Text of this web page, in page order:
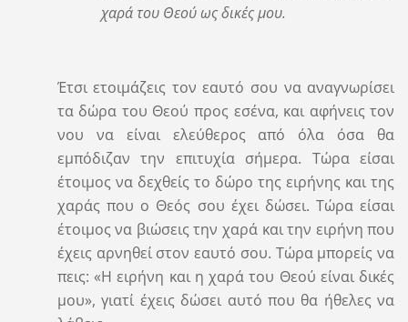
χαρά του Θεού ως δικές μου.
Έτσι ετοιμάζεις τον εαυτό σου να αναγνωρίσει
τα δώρα του Θεού προς εσένα, και αφήνεις τον
νου να είναι ελεύθερος από όλα όσα θα
εμπόδιζαν την επιτυχία σήμερα. Τώρα είσαι
έτοιμος να δεχθείς το δώρο της ειρήνης και της
χαράς που ο Θεός σου έχει δώσει. Τώρα είσαι
έτοιμος να βιώσεις την χαρά και την ειρήνη που
έχεις αρνηθεί στον εαυτό σου. Τώρα μπορείς να
πεις: «Η ειρήνη και η χαρά του Θεού είναι δικές
μου», γιατί έχεις δώσει αυτό που θα ήθελες να